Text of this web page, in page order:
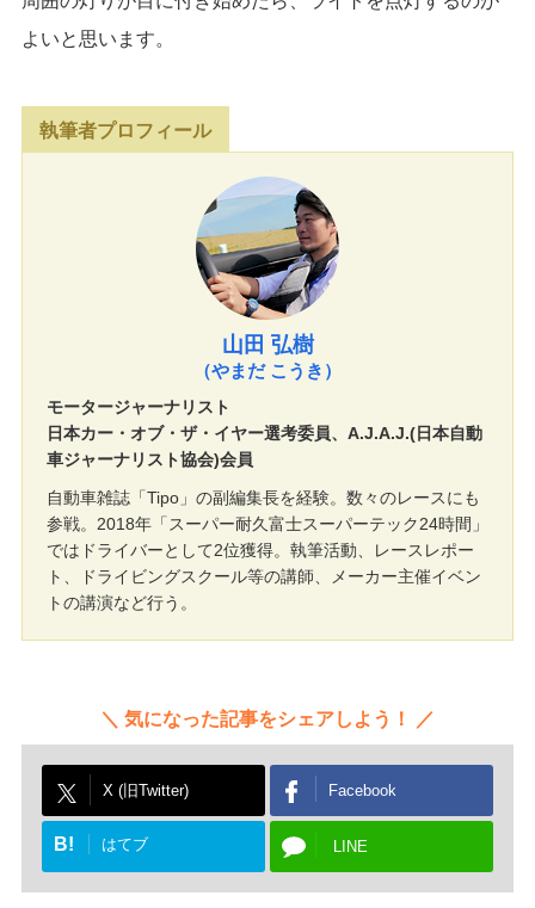
よいと思います。
執筆者プロフィール
山田 弘樹
（やまだ こうき）
モータージャーナリスト
日本カー・オブ・ザ・イヤー選考委員、A.J.A.J.(日本自動
車ジャーナリスト協会)会員
自動車雑誌「Tipo」の副編集長を経験。数々のレースにも
参戦。2018年「スーパー耐久富士スーパーテック24時間」
ではドライバーとして2位獲得。執筆活動、レースレポー
ト、ドライビングスクール等の講師、メーカー主催イベン
トの講演など行う。
気になった記事をシェアしよう！
X (旧Twitter) Facebook
B! はてブ LINE